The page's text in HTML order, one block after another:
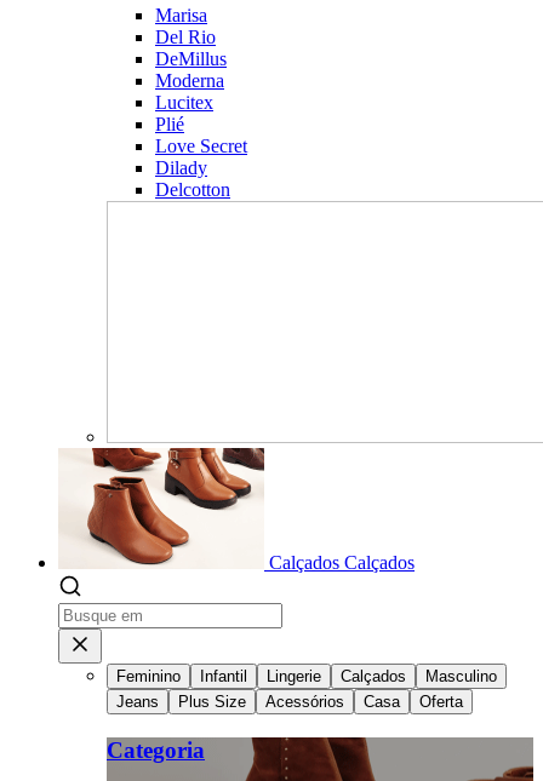
Marisa
Del Rio
DeMillus
Moderna
Lucitex
Plié
Love Secret
Dilady
Delcotton
Calçados Calçados
Feminino Infantil Lingerie Calçados
Masculino
Jeans
Plus Size Acessórios Casa Oferta
Categoria